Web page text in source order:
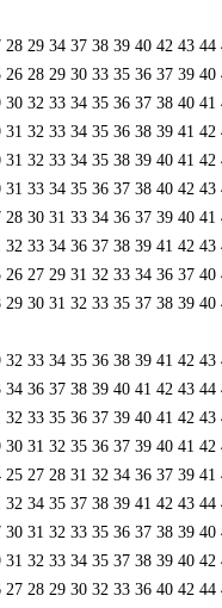
29 34 37 38 39 40 42 43
28 29 30 33 35 36 37 39
32 33 34 35 36 37 38 40
32 33 34 35 36 38 39 41
32 33 34 35 38 39 40 41
33 34 35 36 37 38 40 42
30 31 33 34 36 37 39 40
33 34 36 37 38 39 41 42
27 29 31 32 33 34 36 37
30 31 32 33 35 37 38 39
33 34 35 36 38 39 41 42
36 37 38 39 40 41 42 43
33 35 36 37 39 40 41 42
31 32 35 36 37 39 40 41
27 28 31 32 34 36 37 39
34 35 37 38 39 41 42 43
31 32 33 35 36 37 38 39
32 33 34 35 37 38 39 40
28 29 30 32 33 36 40 42